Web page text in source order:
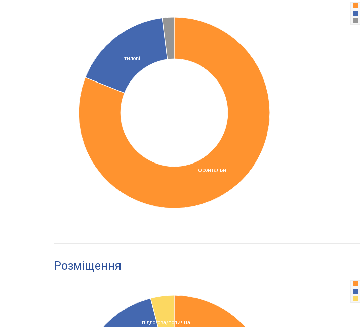
фронтальні
тилові
Розміщення
підлогова/полична